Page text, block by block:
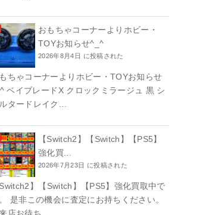
おもちゃコーナーよりホビー・
TOYお知らせ^_^
2026年8月4日 に投稿された
ちゃコーナーよりホビー・TOYお知らせ
ベイブレードX クロックミラージュ 黒 シ
タードレイク...
【Switch2】【Switch】【PS5】
強化買...
2026年7月23日 に投稿された
Switch2】【Switch】【PS5】強化買取中で
是非この機会に査定にお持ちください。
店お待ち...